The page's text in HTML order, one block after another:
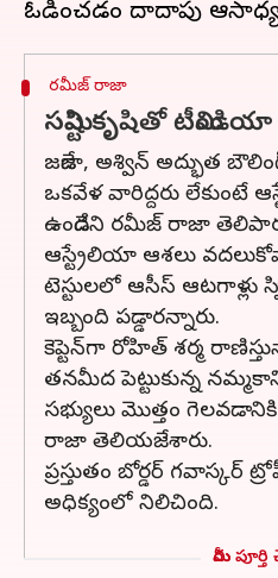
రమీజ్ రాజా
సమిష్టి కృషితో
జడేజా, అశ్విన్ అద్భుత
ఒకవేళ వారిద్దరు లేకుంటే
ఉండేదని రమీజ్ రాజా
ఆస్ట్రేలియా ఆశలు
టెస్టులలో ఆసీస్ ఆటగాళ్లు
ఇబ్బంది పడ్డారన్నారు.
కెప్టెన్‌గా రోహిత్ శర్మ
తనమీద పెట్టుకున్న
సభ్యులు మొత్తం
రాజా తెలియజేశారు.
ప్రస్తుతం బోర్డర్
అధిక్యంలో నిలిచింది.
మీరు